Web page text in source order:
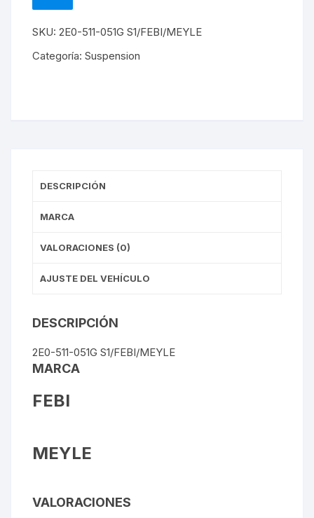
CON
PERNOS
SKU: 2E0-511-051G S1/FEBI/MEYLE
Categoría: Suspension
DESCRIPCIÓN
MARCA
VALORACIONES (0)
AJUSTE DEL VEHÍCULO
DESCRIPCIÓN
2E0-511-051G S1/FEBI/MEYLE
MARCA
FEBI
MEYLE
VALORACIONES